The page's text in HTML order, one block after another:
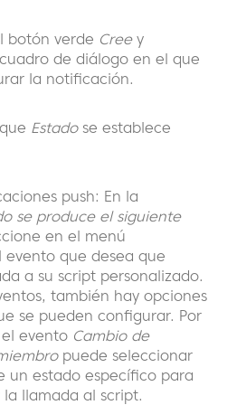
botón verde Cree y
de diálogo en el que
la notificación.
Estadose establece
push: En la
se produce el siguiente
en el menú
evento que desea que
a su script personalizado.
también hay opciones
se pueden configurar. Por
evento Cambio de
puede seleccionar
un estado específico para
llamada al script.